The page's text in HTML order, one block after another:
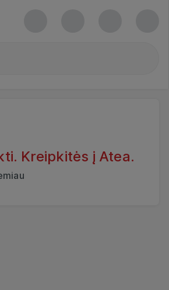
Kreipkitės į Atea.